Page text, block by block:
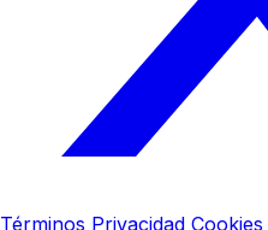
Términos Privacidad Cookies